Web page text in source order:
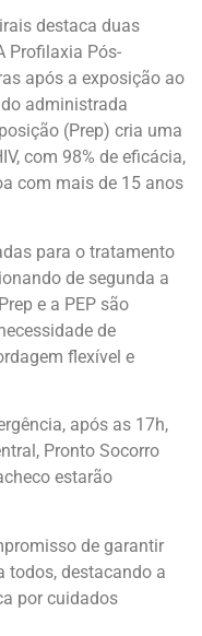
destaca duas
Profilaxia Pós-
após a exposição ao
administrada
(Prep) cria uma
com 98% de eficácia,
com mais de 15 anos
para o tratamento
de segunda a
e a PEP são
de
flexível e
após as 17h,
Pronto Socorro
estarão
de garantir
todos, destacando a
por cuidados